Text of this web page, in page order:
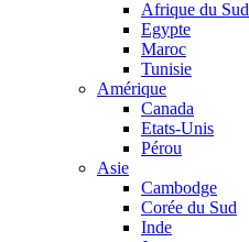
Afrique du Sud
Egypte
Maroc
Tunisie
Amérique
Canada
Etats-Unis
Pérou
Asie
Cambodge
Corée du Sud
Inde